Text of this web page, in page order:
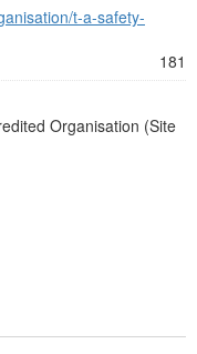
t-a-safety-
181
Organisation (Site